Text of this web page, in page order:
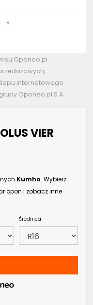
»
Oponeo.pl.
internetowego.
Oponeo.pl S.A.
VIER
Kumho. Wybierz
opon i zobacz inne
Średnica